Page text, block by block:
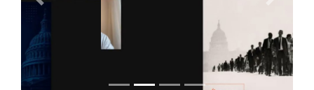
Anterior